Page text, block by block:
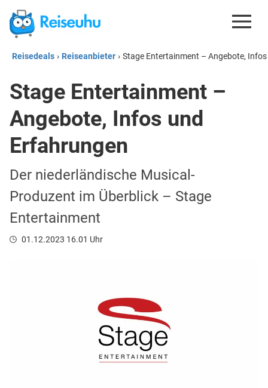
REISEDEALS
GUTSCHEINE
KREDITKARTEN
ESIM
REISEBLOG
Reisedeals › Reiseanbieter › Stage Entertainment – Angebote,
Stage Entertainment –
Angebote, Infos und
Erfahrungen
Der niederländische Musical-
Produzent im Überblick – Stage
Entertainment
01.12.2023 16.01 Uhr